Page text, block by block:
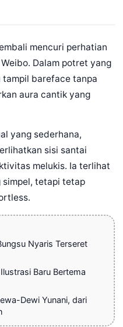
mencuri perhatian
Dalam potret yang
bareface tanpa
aura cantik yang
yang sederhana,
sisi santai
melukis. Ia terlihat
simpel, tetapi tetap
Nyaris Terseret
Baru Bertema
Dewi Yunani, dari